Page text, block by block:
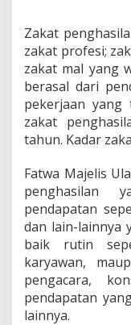
Zakat
zakat profesi;
zakat mal yang
berasal dari
pekerjaan yang
zakat
tahun. Kadar
Fatwa Majelis
penghasilan
pendapatan
dan lain-lainnya
baik rutin
karyawan,
pengacara,
pendapatan
lainnya.